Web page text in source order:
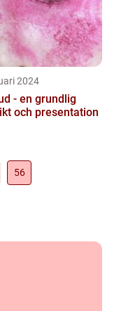
2024
- en grundlig
och presentation
56